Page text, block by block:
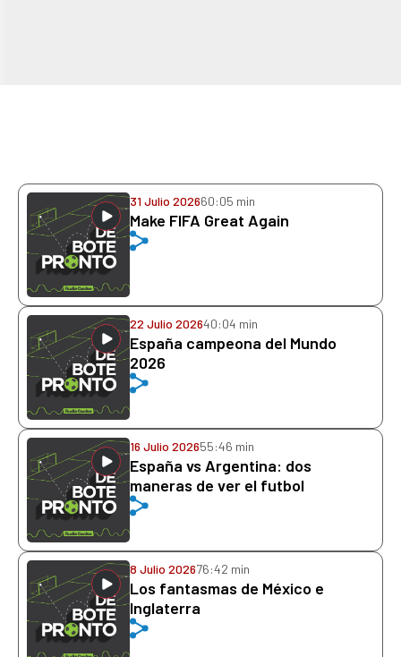
31 Julio 202660:05 min
Make FIFA Great Again
22 Julio 202640:04 min
España campeona del Mundo
2026
16 Julio 202655:46 min
España vs Argentina: dos
maneras de ver el futbol
8 Julio 202676:42 min
Los fantasmas de México e
Inglaterra